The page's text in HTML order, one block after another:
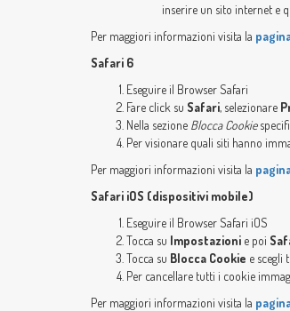
inserire un sito internet e
Per maggiori informazioni visita la
Safari 6
Eseguire il Browser Safari
Fare click su Safari, selezionare
Nella sezione Blocca Cookie
Per visionare quali siti hanno
Per maggiori informazioni visita la
Safari iOS (dispositivi mobile)
Eseguire il Browser Safari iOS
Tocca su Impostazioni e poi
Tocca su Blocca Cookie e scegli
Per cancellare tutti i cookie
Per maggiori informazioni visita la